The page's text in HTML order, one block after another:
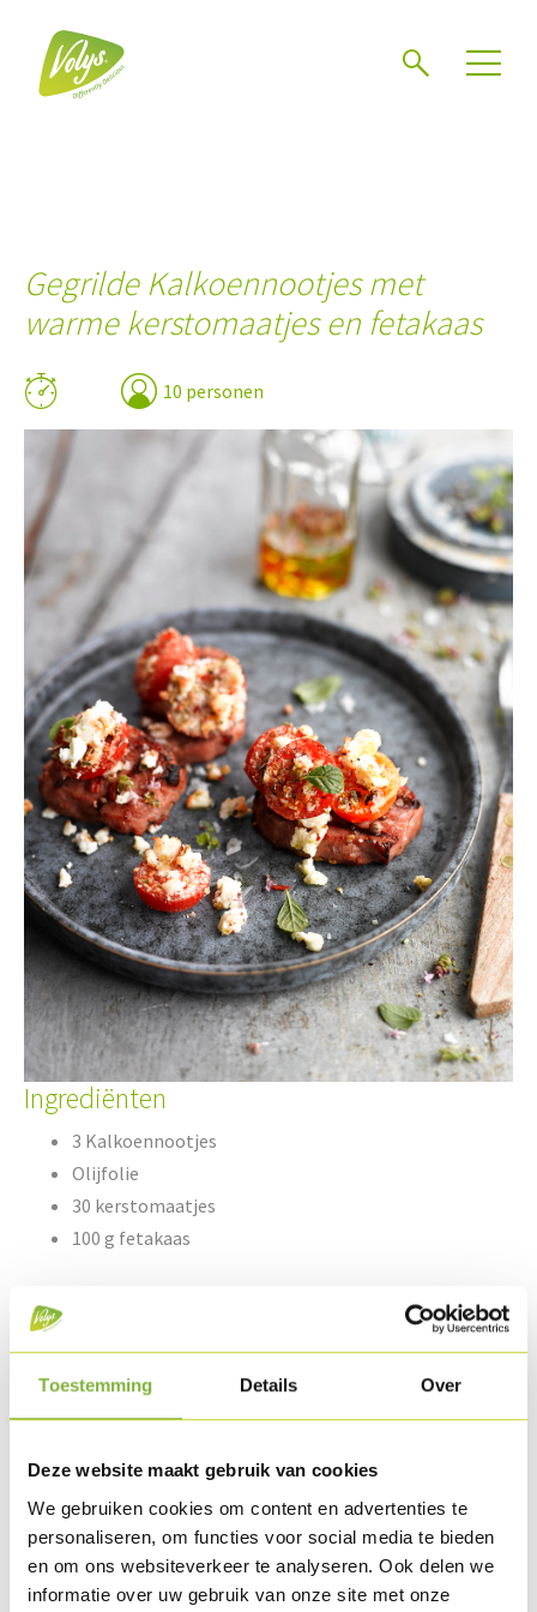
Toestemming Details Over
Deze website maakt gebruik van cookies
We gebruiken cookies om content en advertenties te
personaliseren, om functies voor social media te bieden
en om ons websiteverkeer te analyseren. Ook delen we
informatie over uw gebruik van onze site met onze
Gegrilde Kalkoennootjes met
warme kerstomaatjes en fetakaas
10 personen
Ingrediënten
3 Kalkoennootjes
Olijfolie
30 kerstomaatjes
100 g fetakaas
Peper
Verse oregano
Provençaalse kruiden
Bereiding
Snij de Kalkoennootjes in dikke plakjes en wrijf deze in met
wat olijfolie.